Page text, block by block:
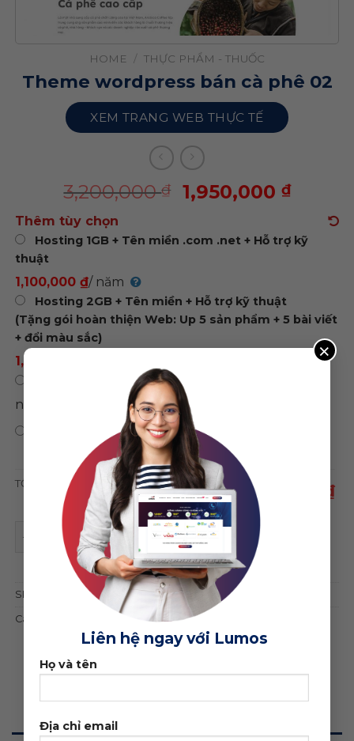
Liên hệ ngay với Lumos
Họ và tên
Địa chỉ email
×
HOME / THỰC PHẨM - THUỐC
Theme wordpress bán cà phê 02
XEM TRANG WEB THỰC TẾ
3,200,000₫ 1,950,000 ₫
Thêm tùy chọn
Hosting 1GB + Tên miền .com .net + Hỗ trợ kỹ
thuật
1,100,000 ₫/ năm
Hosting 2GB + Tên miền + Hỗ trợ kỹ thuật
(Tặng gói hoàn thiện Web: Up 5 sản phẩm + 5 bài viết
+ đổi màu sắc)
1,500,000 ₫
Chỉ mua theme, không sử dụng hosting
năm
Bảo hành trọn đời web 0 ₫
TỔNG CỘNG 1,950,000 ₫
Theme wordpress bán cà phê 02 quantity
ĐẶT MUA GIAO DIỆN
SKU:
Category: Thực phẩm - Thuốc